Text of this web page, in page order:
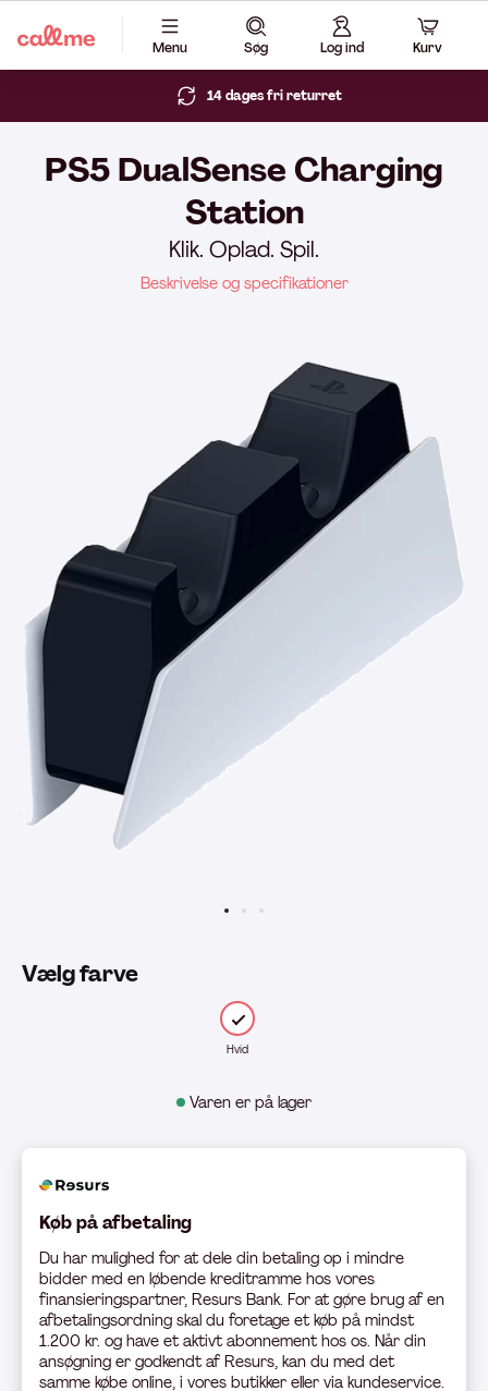
Menu Søg Log ind Kurv
14 dages fri returret
Varen er på lager
PS5 DualSense Charging
Station
Klik. Oplad. Spil.
Beskrivelse og specifikationer
Vælg farve
Hvid
Køb på afbetaling
Du har mulighed for at dele din betaling op i mindre
bidder med en løbende kreditramme hos vores
finansieringspartner, Resurs Bank. For at gøre brug af en
afbetalingsordning skal du foretage et køb på mindst
1.200 kr. og have et aktivt abonnement hos os. Når din
ansøgning er godkendt af Resurs, kan du med det
samme købe online, i vores butikker eller via kundeservice.